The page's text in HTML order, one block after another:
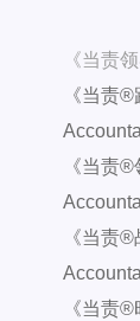
《当责
《当责
《当责
《当责
《当责